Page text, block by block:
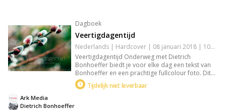
Dagboek
Veertigdagentijd
Nederlands | Hardcover | 08 januari 2018 | 104 pagina's | 9789085203025
Veertigdagentijd Onderweg met Dietrich
Bonhoeffer biedt je voor elke dag een tekst van
Bonhoeffer en een prachtige fullcolour foto. Dit
meditatieve dagboek is ideaal voor individuele
bezinning of groepsgesprekken tijdens de
Tijdelijk niet leverbaar
Dietrich Bonhoeffer
Ark Media